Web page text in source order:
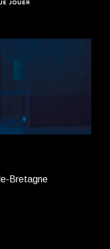
Bretagne